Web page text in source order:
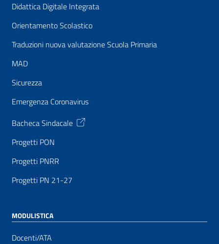
Didattica Digitale Integrata
Orientamento Scolastico
Traduzioni nuova valutazione Scuola Primaria
MAD
Sicurezza
Emergenza Coronavirus
Bacheca Sindacale
Progetti PON
Progetti PNRR
Progetti PN 21-27
MODULISTICA
Docenti/ATA